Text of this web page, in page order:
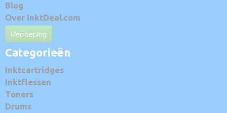
Blog
Over InktDeal.com
Herroeping
Categorieën
Inktcartridges
Inktflessen
Toners
Drums